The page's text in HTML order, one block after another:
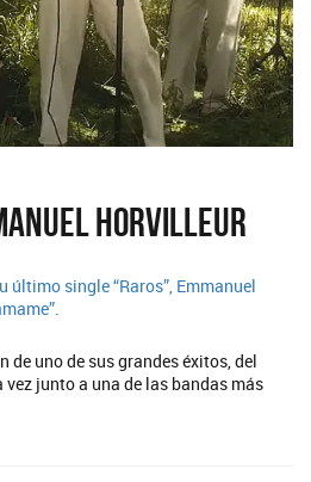
Horvilleur
último single“Raros”, Emmanuel
de uno de sus grandes éxitos, del
vez junto a una de las bandas más